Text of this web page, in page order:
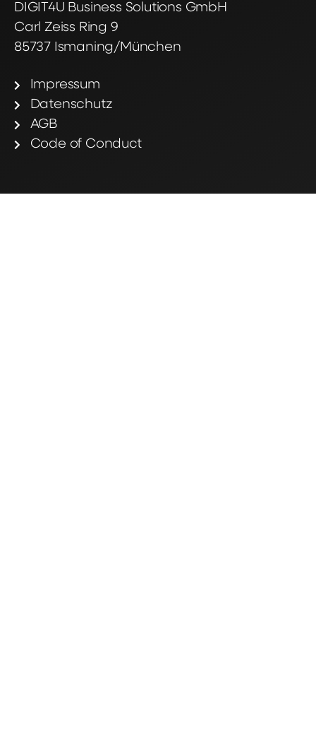
DIGIT4U Business Solutions GmbH
Carl Zeiss Ring 9
85737 Ismaning/München
Impressum
Datenschutz
AGB
Code of Conduct